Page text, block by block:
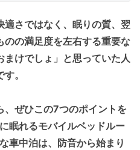
さではなく、 眠りの質、 翌
のの満足度を左右する重要な
けでしょ」と思っていた人
。
、ぜひこの7つのポイントを
眠れるモバイルベッドルー
車中泊は、防音から始まり